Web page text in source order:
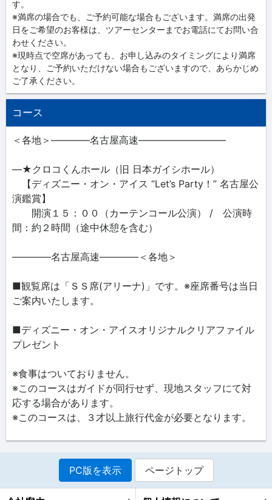
す。
※満席の場合でも、ご予約可能な場合もございます。満席の出発
日をご希望のお客様は、ツアーセンターまでお電話にてお問い合
わせください。
※現時点で空席があっても、お申し込みのタイミングにより満席
となり、ご予約いただけない場合もございますので、あらかじめ
ご了承ください。
コース
＜各地＞――――名古屋高速―――――――――
―★クロコくんホール（旧 日本ガイシホール）
【ディズニー・オン・アイス “Let’s Party！” 名古屋公
演鑑賞】
開演１５：００（カーテンコール公演） / 公演時
間：約２時間（途中休憩を含む）
――――名古屋高速――――＜各地＞
■観覧席は「ＳＳ席(アリーナ)」です。※座席番号は当日
ご案内いたします。
■ディズニー・オン・アイスオリジナルクリアファイル
プレゼント
※食事はついておりません。
※このコースはガイドが同行せず、現地スタッフにて対
応する場合があります。
※このコースは、３才以上旅行代金が必要となります。
PC版を表示 ページトップ